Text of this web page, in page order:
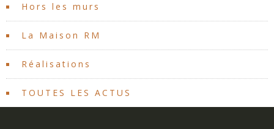
Hors les murs
La Maison RM
Réalisations
TOUTES LES ACTUS